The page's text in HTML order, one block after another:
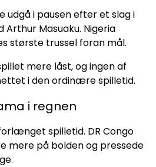
udgå i pausen efter et slag i
Arthur Masuaku. Nigeria
største trussel foran mål.
mere låst, og ingen af
i den ordinære spilletid.
i regnen
spilletid. DR Congo
mere på bolden og pressede